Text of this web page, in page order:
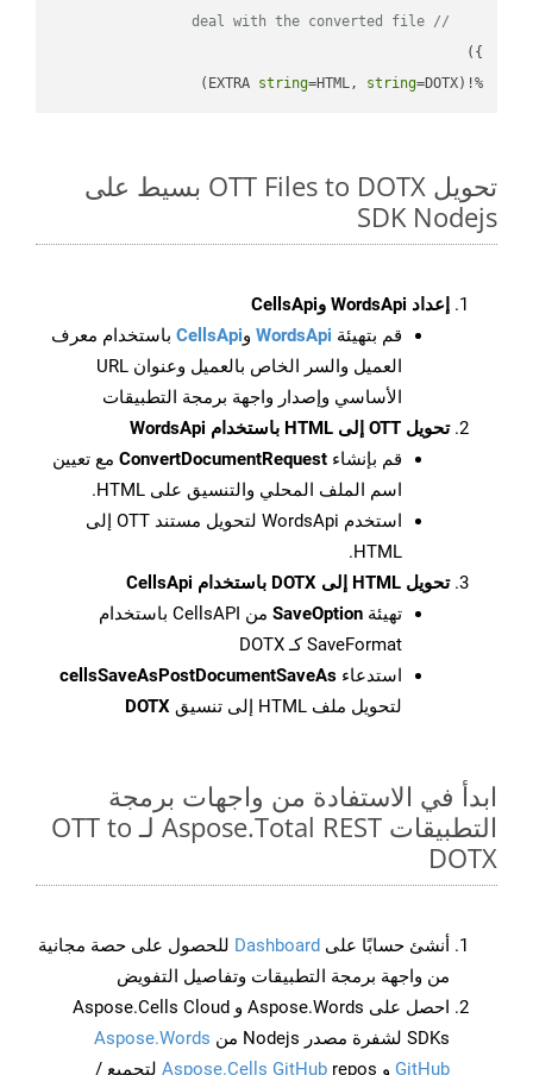
// deal with the converted file
%!(EXTRA
string=HTML, string=DOTX)
تحويل OTT Files to DOTX بسيط على
SDK Nodejs
إعداد WordsApi وCellsApi
قم بتهيئة WordsApi وCellsApi باستخدام معرف
العميل والسر الخاص بالعميل وعنوان URL
الأساسي وإصدار واجهة برمجة التطبيقات
تحويل OTT إلى HTML باستخدام WordsApi
قم بإنشاء ConvertDocumentRequest مع تعيين
اسم الملف المحلي والتنسيق على HTML.
استخدم WordsApi لتحويل مستند OTT إلى
HTML.
تحويل HTML إلى DOTX باستخدام CellsApi
تهيئة SaveOption
من CellsAPI باستخدام
SaveFormat كـ DOTX
استدعاء cellsSaveAsPostDocumentSaveAs
لتحويل ملف HTML إلى تنسيق
DOTX
ابدأ في الاستفادة من واجهات برمجة
التطبيقات Aspose.Total REST لـ OTT to
DOTX
أنشئ حسابًا على Dashboard للحصول على حصة مجانية
من واجهة برمجة التطبيقات وتفاصيل التفويض
احصل على Aspose.Words و Aspose.Cells Cloud
SDKs لشفرة مصدر Nodejs من
Aspose.Words
GitHub و Aspose.Cells GitHub repos لتجميع /